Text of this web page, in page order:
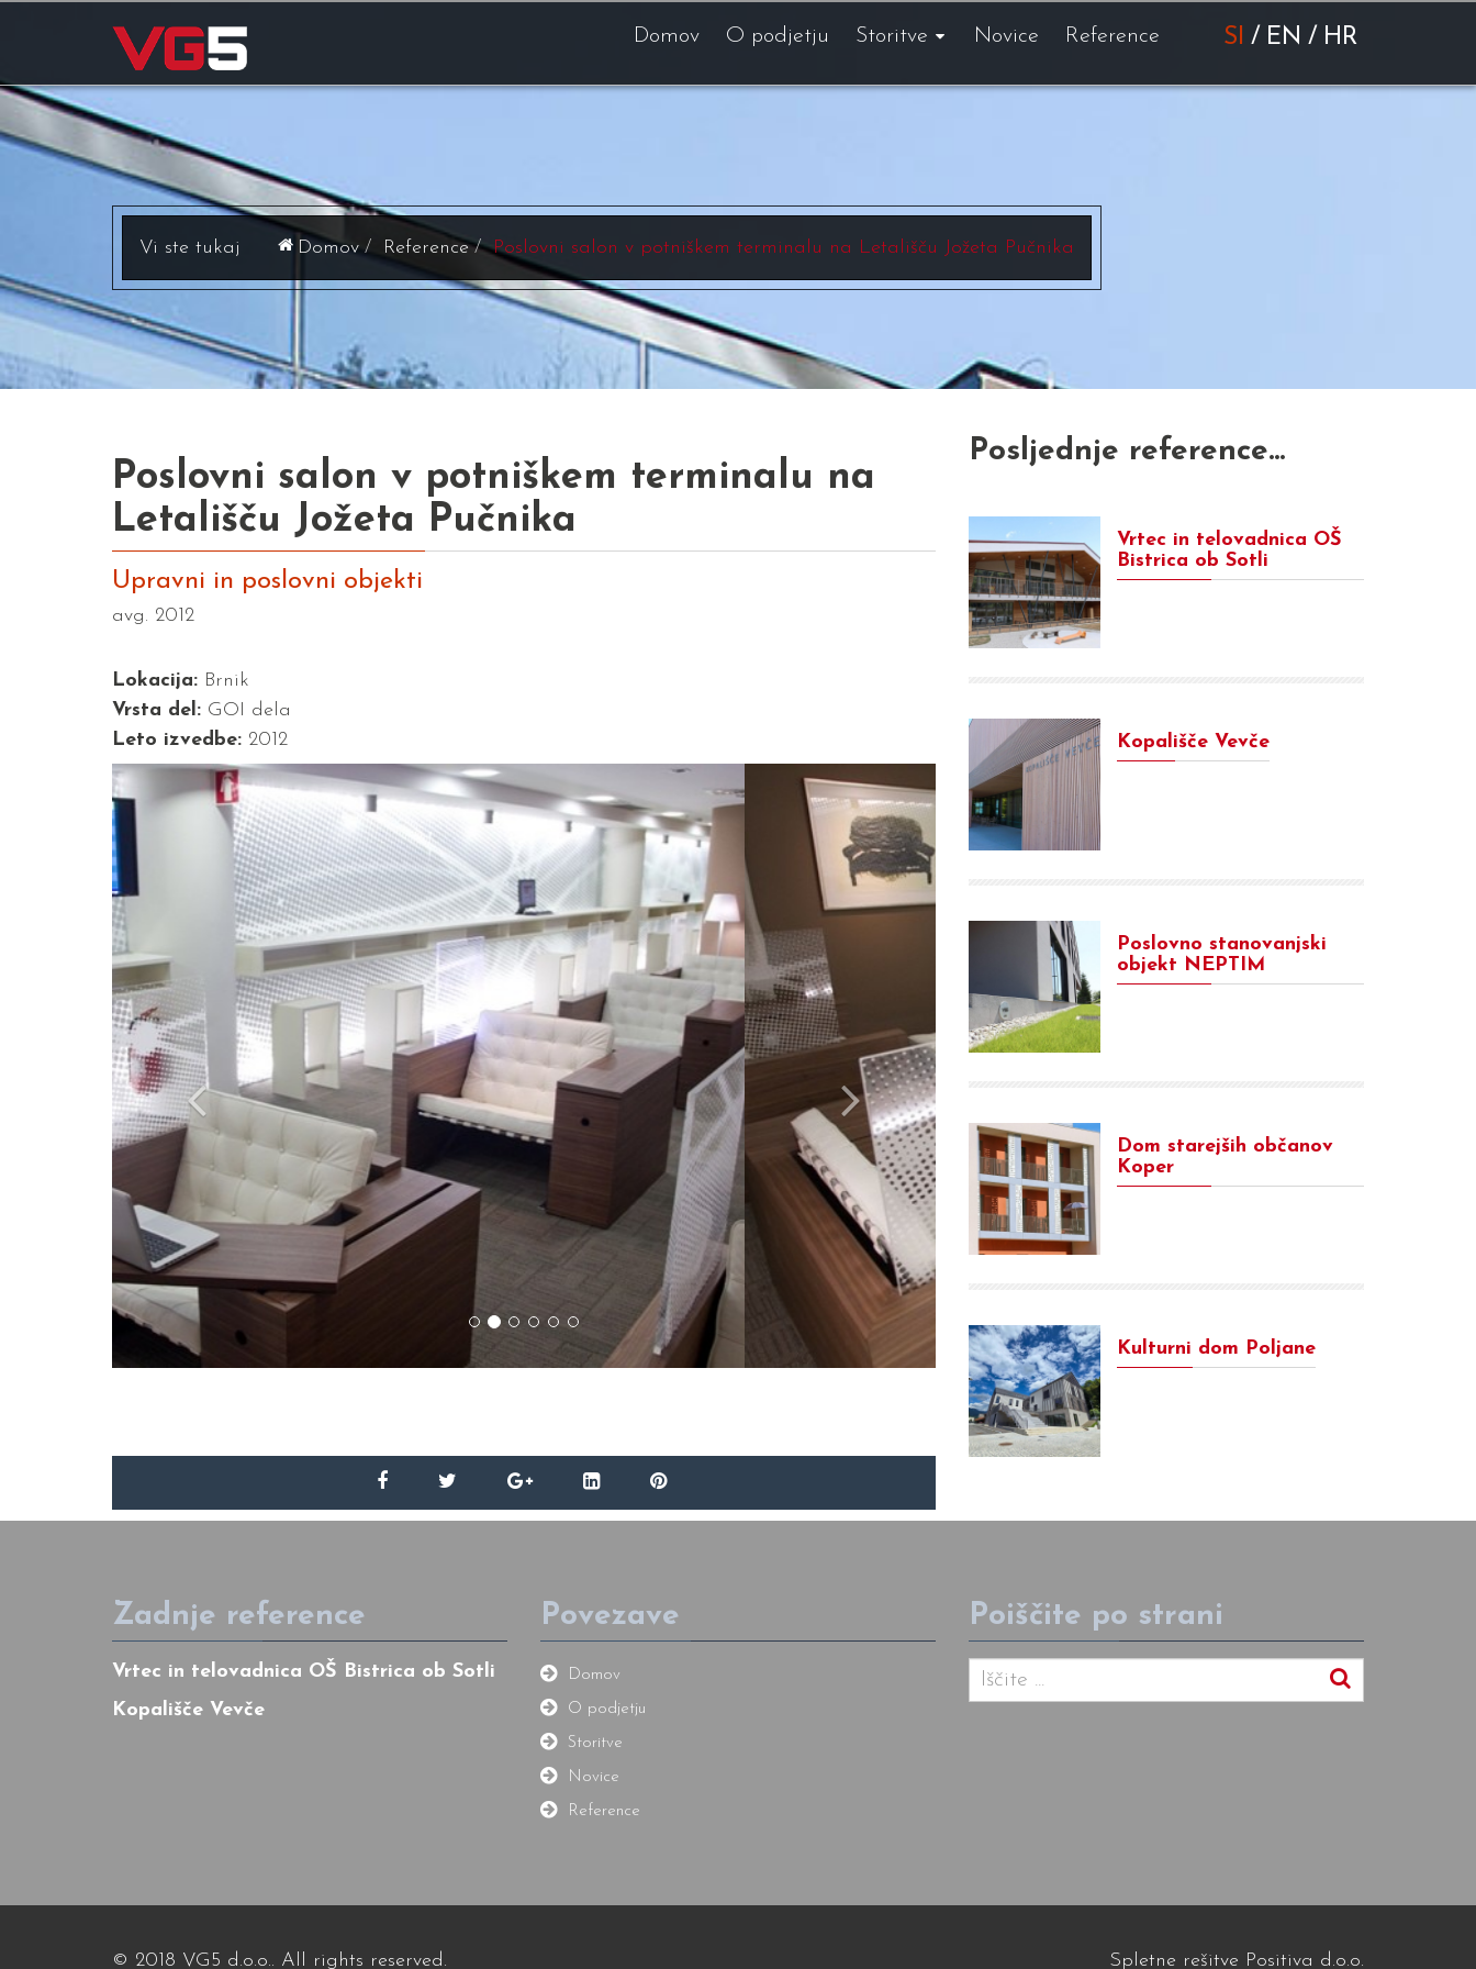
Domov O podjetju Storitve Novice Reference SI / EN / HR
Domov Reference Poslovni salon v potniškem terminalu na Letališču Jožeta Pučnika
Poslovni salon v potniškem terminalu na
Letališču Jožeta Pučnika
Upravni in poslovni objekti
avg. 2012
Lokacija: Brnik
Vrsta del: GOI dela
Leto izvedbe: 2012
Previous Next
Posljednje reference...
Vrtec in telovadnica OŠ
Bistrica ob Sotli
Kopališče Vevče
Poslovno stanovanjski
objekt NEPTIM
Dom starejših občanov
Koper
Kulturni dom Poljane
Zadnje reference
Vrtec in telovadnica OŠ Bistrica ob Sotli
Kopališče Vevče
Povezave
Domov
O podjetju
Storitve
Novice
Reference
Poiščite po strani
© 2018 VG5 d.o.o.. All rights reserved. Spletne rešitve Positiva d.o.o.